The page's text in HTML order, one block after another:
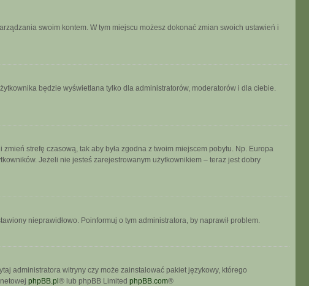
swoim kontem. W tym miejscu możesz dokonać zmian swoich ustawień i
będzie wyświetlana tylko dla administratorów, moderatorów i dla ciebie.
strefę czasową, tak aby była zgodna z twoim miejscem pobytu. Np. Europa
Jeżeli nie jesteś zarejestrowanym użytkownikiem – teraz jest dobry
nieprawidłowo. Poinformuj o tym administratora, by naprawił problem.
administratora witryny czy może zainstalować pakiet językowy, którego
phpBB.pl ® lub phpBB Limited phpBB.com®